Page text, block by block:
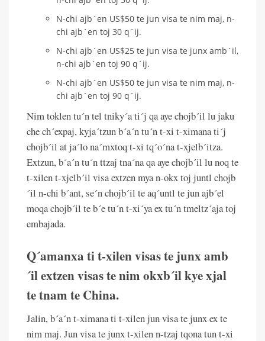
N-chi ajb´en US$50 te jun visa te nim maj, n-
chi ajb´en toj 30 q´ij.
N-chi ajb´en US$25 te jun visa te junx amb´il,
n-chi ajb´en toj 90 q´ij.
N-chi ajb´en US$50 te jun visa te nim maj, n-
chi ajb´en toj 90 q´ij.
Nim toklen tu´n tel tniky´a ti´j qa aye chojb´il lu jaku
che ch´expaj, kyja´tzun b´a´n tu´n t-xi t-ximana ti´j
chojb´il at ja´lo na´mxtoq t-xi tq´o´na t-xjelb´itza.
Extzun, b´a´n tu´n ttzaj tna´na qa aye chojb´il lu noq te
t-xilen t-xjelb´il visa extzen mya n-okx toj juntl chojb
´il n-chi b´ant, se´n chojb´il te aq´untl te jun ajb´el
moqa chojb´il te b´e tu´n t-xi´ya ex tu´n tmeltz´aja toj
embajada.
Q´amanxa ti t-xilen visas te junx amb
´il extzen visas te nim okxb´il kye xjal
te tnam te China.
Jalin, b´a´n t-ximana ti t-xilen jun visa te junx ex te
nim maj. Jun visa te junx t-xilen n-tzaj tqona tun t-xi